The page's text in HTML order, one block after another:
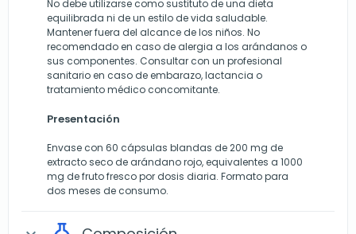
No debe utilizarse como sustituto de una dieta
equilibrada ni de un estilo de vida saludable.
Mantener fuera del alcance de los niños. No
recomendado en caso de alergia a los arándanos o
sus componentes. Consultar con un profesional
sanitario en caso de embarazo, lactancia o
tratamiento médico concomitante.
Presentación
Envase con 60 cápsulas blandas de 200 mg de
extracto seco de arándano rojo, equivalentes a 1000
mg de fruto fresco por dosis diaria. Formato para
dos meses de consumo.